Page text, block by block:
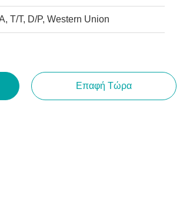
T/T, D/P, Western Union
Επαφή Τώρα